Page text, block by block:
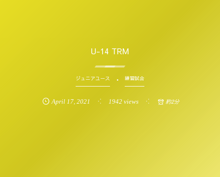
U-14 TRM
ジュニアユース 練習試合
April 17, 2021 1942 views 約2分